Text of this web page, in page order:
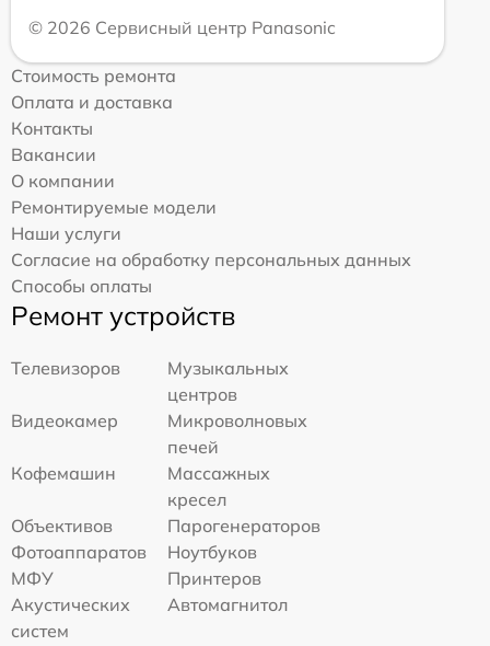
© 2026 Сервисный центр Panasonic
Стоимость ремонта
Оплата и доставка
Контакты
Вакансии
О компании
Ремонтируемые модели
Наши услуги
Согласие на обработку персональных данных
Способы оплаты
Ремонт устройств
Телевизоров
Музыкальных
центров
Видеокамер
Микроволновых
печей
Кофемашин
Массажных
кресел
Объективов
Парогенераторов
Фотоаппаратов
Ноутбуков
МФУ
Принтеров
Акустических
систем
Автомагнитол